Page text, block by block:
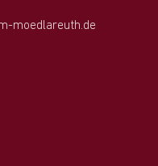
moedlareuth.de